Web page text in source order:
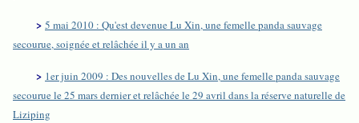
> 5 mai 2010 : Qu'est devenue Lu Xin, une femelle panda sauvage
secourue, soignée et relâchée il y a un an
> 1er juin 2009 : Des nouvelles de Lu Xin, une femelle panda sauvage
secourue le 25 mars dernier et relâchée le 29 avril dans la réserve naturelle de
Liziping